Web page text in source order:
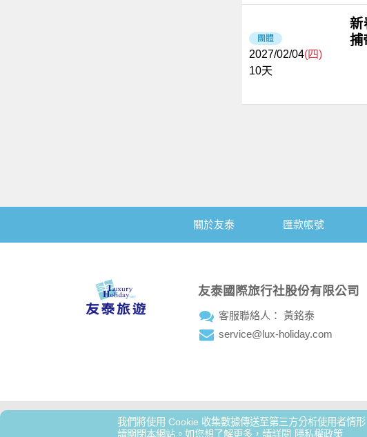
我們將使用 Cookie 收集數據傳送至第三方分析使用者情
請關閉本網站。如您想了解更多，請詳閱 隱私權政策
團體
2027/02/04(四)
10天
新
捕
關於友泰 匯款帳號
友泰國際旅行社股份有限公司
客服聯絡人： 黃銘泰
service@lux-holiday.com
營業項目：國外團體 │ 旅遊